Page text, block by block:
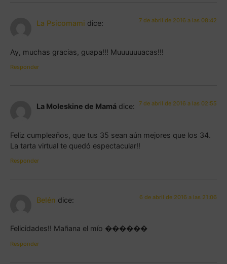
La Psicomami dice: 7 de abril de 2016 a las 08:42
Ay, muchas gracias, guapa!!! Muuuuuuacas!!!
Responder
La Moleskine de Mamá dice: 7 de abril de 2016 a las 02:55
Feliz cumpleaños, que tus 35 sean aún mejores que los 34.
La tarta virtual te quedó espectacular!!
Responder
Belén dice: 6 de abril de 2016 a las 21:06
Felicidades!! Mañana el mío ������
Responder